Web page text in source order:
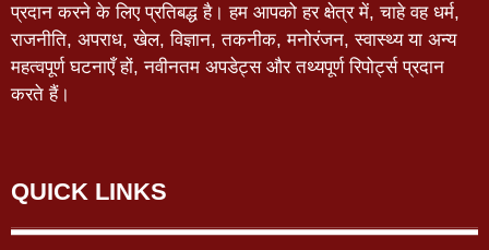
प्रदान करने के लिए प्रतिबद्ध है। हम आपको हर क्षेत्र में, चाहे वह धर्म,
राजनीति, अपराध, खेल, विज्ञान, तकनीक, मनोरंजन, स्वास्थ्य या अन्य
महत्वपूर्ण घटनाएँ हों, नवीनतम अपडेट्स और तथ्यपूर्ण रिपोर्ट्स प्रदान
करते हैं।
QUICK LINKS